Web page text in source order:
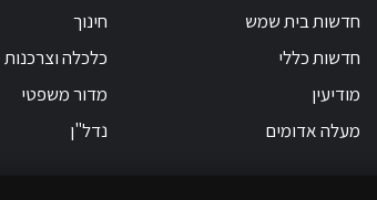
חדשות בית שמש
חדשות כללי
מודיעין
מעלה אדומים
חינוך
כלכלה וצרכנות
מדור משפטי
נדל"ן